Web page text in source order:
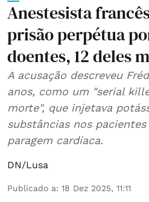
Anestesista
prisão perpétua
doentes, 12 deles
A acusação descreveu
anos, como um "serial
morte", que injetava
substâncias nos
paragem cardíaca.
DN/Lusa
Publicado a: 18 Dez 2025, 11:11